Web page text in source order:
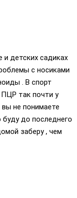
и детских садиках
с носиками
. В спорт
так почти у
не понимаете
буду до последнего
заберу , чем